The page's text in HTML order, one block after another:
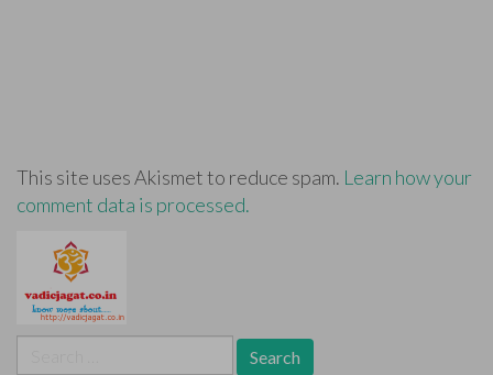
This site uses Akismet to reduce spam. Learn how your
comment data is processed.